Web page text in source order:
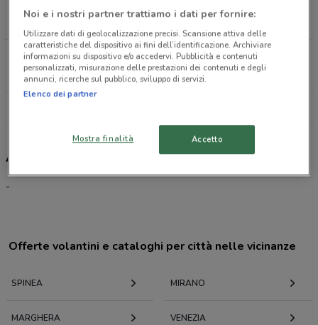
20.2 km
CHIUSO
Via Tiso Da Camposampiero, 10/A Camposampiero
20.3 km
CHIUSO
Axa , offerte e negozi
-
Offerte volantini e cataloghi per città nelle vicinanze
SPINEA MIRANO
MARGHERA VENEZIA
Noi e i nostri partner trattiamo i dati per fornire:
Utilizzare dati di geolocalizzazione precisi. Scansione attiva delle
caratteristiche del dispositivo ai fini dell’identificazione. Archiviare
informazioni su dispositivo e/o accedervi. Pubblicità e contenuti
personalizzati, misurazione delle prestazioni dei contenuti e degli
annunci, ricerche sul pubblico, sviluppo di servizi.
Elenco dei partner
Mostra finalità Accetto